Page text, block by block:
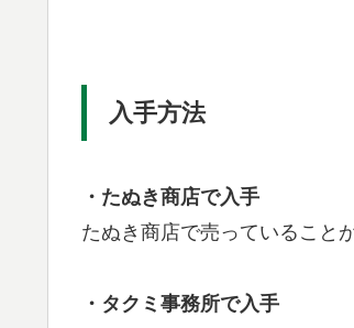
入手方法
・たぬき商店で入手
たぬき商店で売っていること
・タクミ事務所で入手